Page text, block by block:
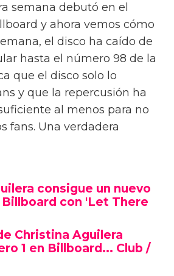
semana debutó en el
y ahora vemos cómo
el disco ha caído de
hasta el número 98 de la
que el disco solo lo
y que la repercusión ha
al menos para no
fans. Una verdadera
consigue un nuevo
Billboard con 'Let There
Christina Aguilera
1 en Billboard... Club /